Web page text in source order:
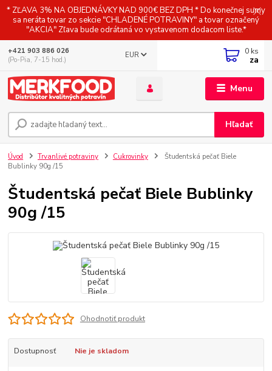
* ZĽAVA 3% NA OBJEDNÁVKY NAD 900€ BEZ DPH * Do konečnej sumy
sa neráta tovar zo sekcie "CHLADENÉ POTRAVINY" a tovar označený
"AKCIA" Zľava bude odrátaná vo vystavenom dodacom liste.*
Menu
EUR
Hľadať
+421 903 886 026
(Po-Pia, 7-15 hod.)
0 ks
za
Úvod Trvanlivé potraviny Cukrovinky
Študentská pečať Biele
Bublinky 90g /15
Študentská pečať Biele Bublinky
90g /15
Ohodnotiť produkt
Dostupnosť Nie je skladom